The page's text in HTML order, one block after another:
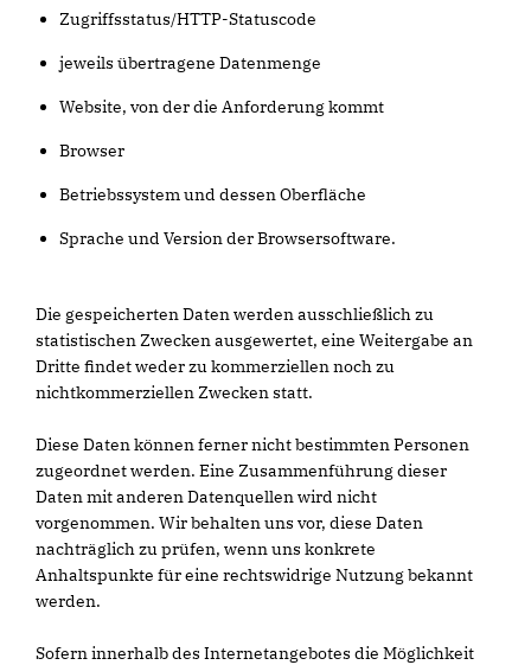
Zugriffsstatus/HTTP-Statuscode
jeweils übertragene Datenmenge
Website, von der die Anforderung kommt
Browser
Betriebssystem und dessen Oberfläche
Sprache und Version der Browsersoftware.
Die gespeicherten Daten werden ausschließlich zu
statistischen Zwecken ausgewertet, eine Weitergabe an
Dritte findet weder zu kommerziellen noch zu
nichtkommerziellen Zwecken statt.
Diese Daten können ferner nicht bestimmten Personen
zugeordnet werden. Eine Zusammenführung dieser
Daten mit anderen Datenquellen wird nicht
vorgenommen. Wir behalten uns vor, diese Daten
nachträglich zu prüfen, wenn uns konkrete
Anhaltspunkte für eine rechtswidrige Nutzung bekannt
werden.
Sofern innerhalb des Internetangebotes die Möglichkeit